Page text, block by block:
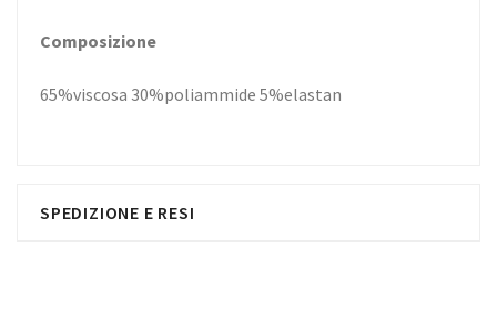
Composizione
65%viscosa 30%poliammide 5%elastan
SPEDIZIONE E RESI